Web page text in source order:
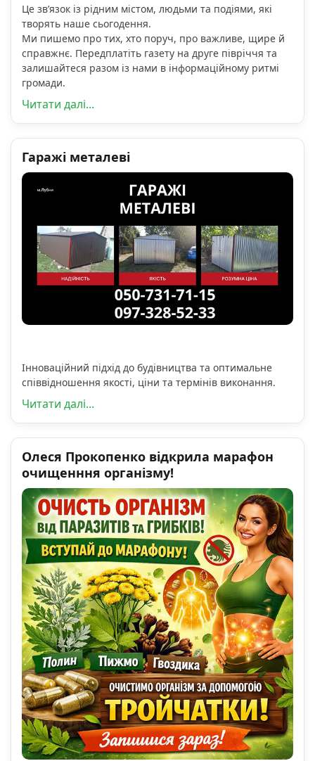
Це зв’язок із рідним містом, людьми та подіями, які
творять наше сьогодення.
Ми пишемо про тих, хто поруч, про важливе, щире й
справжнє. Передплатіть газету на друге півріччя та
залишайтеся разом із нами в інформаційному ритмі
громади.
Читати далі...
Гаражі металеві
Інноваційний підхід до будівництва та оптимальне
співвідношення якості, ціни та термінів виконання.
Читати далі...
Олеся Прокопенко відкрила марафон
очищенння організму!